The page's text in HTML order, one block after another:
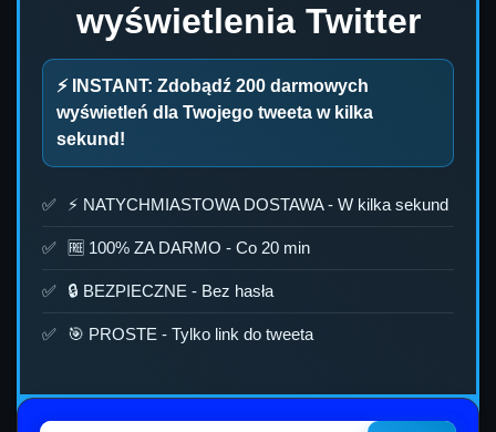
wyświetlenia Twitter
⚡ INSTANT: Zdobądź 200 darmowych
wyświetleń dla Twojego tweeta w kilka
sekund!
⚡ NATYCHMIASTOWA DOSTAWA - W kilka sekund
🆓 100% ZA DARMO - Co 20 min
🔒 BEZPIECZNE - Bez hasła
🎯 PROSTE - Tylko link do tweeta